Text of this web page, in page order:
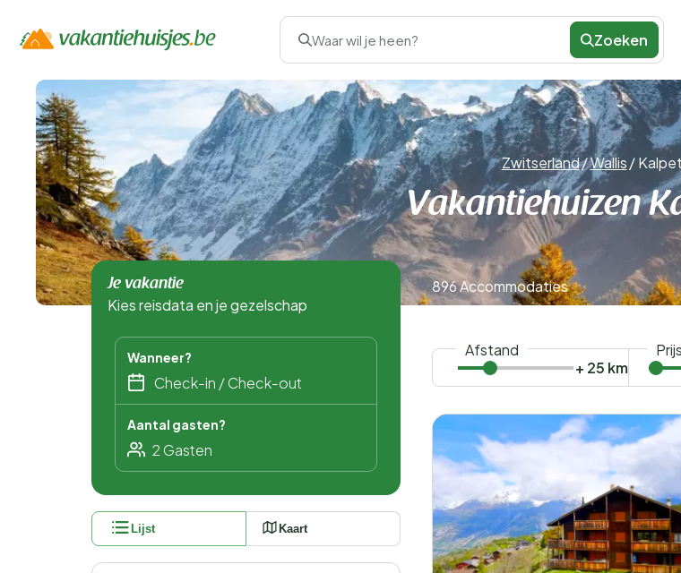
Waar wil je heen? Zoeken
Zwitserland/Wallis/
Vakantiehuizen
Je vakantie
Kies reisdata en je gezelschap
Wanneer?
Aantal gasten?
Lijst Kaart
896 Accommodaties
Afstand
+ 25 km
Prijs